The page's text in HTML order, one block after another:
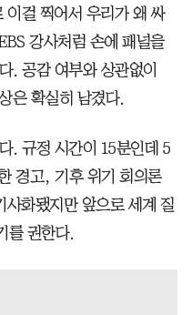
이걸 찍어서 우리가 왜 싸
강사처럼 손에 패널을
. 공감 여부와 상관없이
은 확실히 남겼다.
. 규정 시간이 15분인데 5
경고, 기후 위기 회의론
화됐지만 앞으로 세계 질
를 권한다.